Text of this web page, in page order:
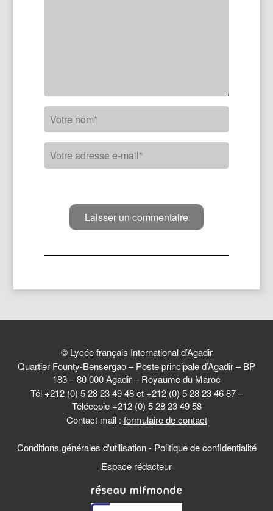
© Lycée français International d’Agadir
Quartier Founty-Bensergao – Poste principale d’Agadir – BP
183 – 80 000 Agadir – Royaume du Maroc
Tél +212 (0) 5 28 23 49 48 et +212 (0) 5 28 23 46 87 –
Télécopie +212 (0) 5 28 23 49 58
Contact mail : formulaire de contact
Conditions générales d'utilisation- Politique de confidentialité
Espace rédacteur